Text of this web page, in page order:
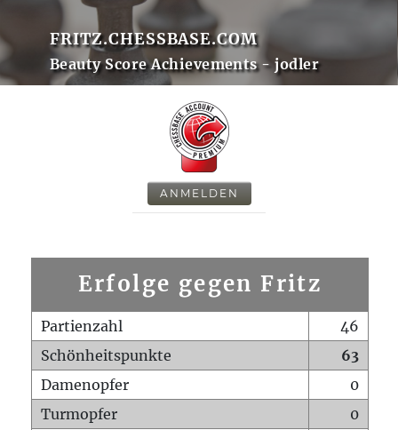
FRITZ.CHESSBASE.COM
Beauty Score Achievements - jodler
ANMELDEN
Erfolge gegen Fritz
Partienzahl
46
Schönheitspunkte
63
Damenopfer
0
Turmopfer
0